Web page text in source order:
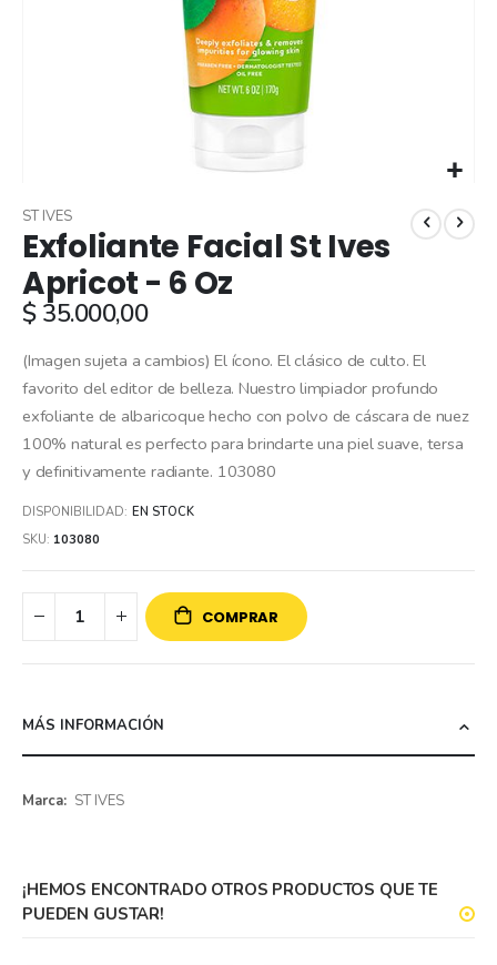
to
the
beginning
of
the
gallery
Exfoliante Facial St Ives
Apricot - 6 Oz
ST IVES
$ 35.000,00
(Imagen sujeta a cambios) El ícono. El clásico de culto. El
favorito del editor de belleza. Nuestro limpiador profundo
exfoliante de albaricoque hecho con polvo de cáscara de nuez
100% natural es perfecto para brindarte una piel suave, tersa
y definitivamente radiante. 103080
DISPONIBILIDAD: EN STOCK
SKU 103080
COMPRAR
MÁS INFORMACIÓN
Más
ST IVES
¡HEMOS ENCONTRADO OTROS PRODUCTOS QUE TE
PUEDEN GUSTAR!